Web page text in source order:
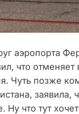
аэропорта
что
Чуть позже
заявила,
что тут